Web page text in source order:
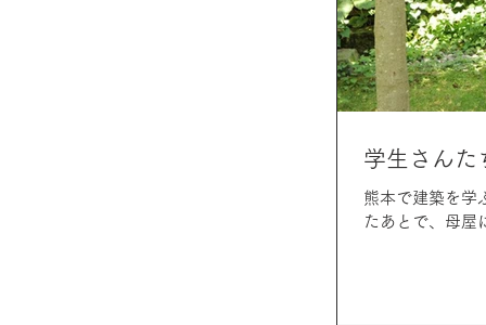
学生さんた
熊本で建築を学